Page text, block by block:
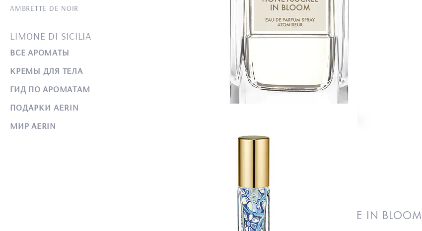
AERIN MEDITERRANEAN HONEYSUCKLE IN BLOOM
AMBRETTE DE NOIR
LIMONE DI SICILIA
ВСЕ АРОМАТЫ
КРЕМЫ ДЛЯ ТЕЛА
ГИД ПО АРОМАТАМ
ПОДАРКИ AERIN
МИР AERIN